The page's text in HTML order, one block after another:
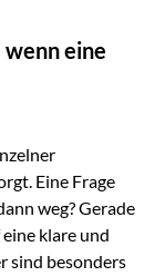
unter ihrem
Faktoren
eine
Eine Frage
weg? Gerade
klare und
sind besonders